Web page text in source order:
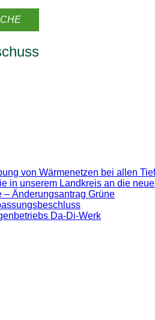
von Wärmenetzen bei allen
in unserem Landkreis an die
– Änderungsantrag Grüne
Da-Di-Werk